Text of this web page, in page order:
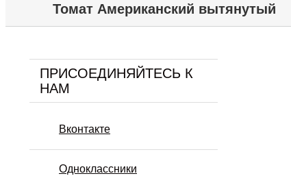
Томат Американский вытянутый
ПРИСОЕДИНЯЙТЕСЬ К
НАМ
Вконтакте
Одноклассники